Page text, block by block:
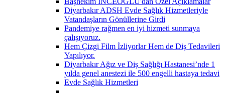
Diyarbakır ADSH Evde Sağlık Hizmetleriyle
Vatandaşların Gönüllerine Girdi
Pandemiye rağmen en iyi hizmeti sunmaya
çalışıyoruz.
Hem Çizgi Film İzliyorlar Hem de Diş Tedavileri
Yapılıyor.
Diyarbakır Ağız ve Diş Sağlığı Hastanesi’nde 1
yılda genel anestezi ile 500 engelli hastaya tedavi
Evde Sağlık Hizmetleri